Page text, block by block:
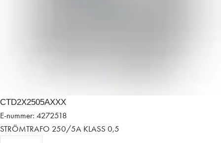
CTD2X2505AXXX
E-nummer: 4272518
STRÖMTRAFO 250/5A KLASS 0,5